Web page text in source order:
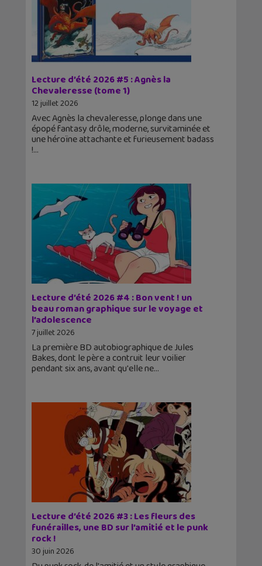
Lecture d’été 2026 #5 : Agnès la
Chevaleresse (tome 1)
12 juillet 2026
Avec Agnès la chevaleresse, plonge dans une
épopé fantasy drôle, moderne, survitaminée et
une héroïne attachante et furieusement badass
!
Lecture d’été 2026 #4 : Bon vent ! un
beau roman graphique sur le voyage et
l’adolescence
7 juillet 2026
La première BD autobiographique de Jules
Bakes, dont le père a contruit leur voilier
pendant six ans, avant qu'elle ne
Lecture d’été 2026 #3 : Les fleurs des
funérailles, une BD sur l’amitié et le punk
rock !
30 juin 2026